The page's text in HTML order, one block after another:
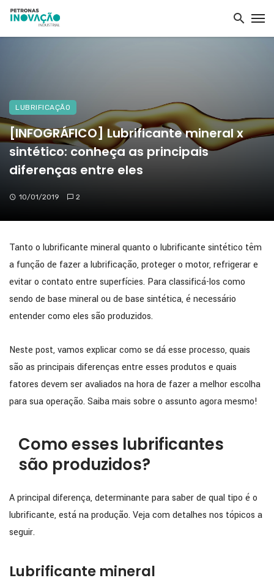
LUBRIFICAÇÃO
[INFOGRÁFICO] Lubrificante mineral x
sintético: conheça as principais
diferenças entre eles
10/01/2019 2
Tanto o lubrificante mineral quanto o lubrificante sintético têm
a função de fazer a lubrificação, proteger o motor, refrigerar e
evitar o contato entre superfícies. Para classificá-los como
sendo de base mineral ou de base sintética, é necessário
entender como eles são produzidos.
Neste post, vamos explicar como se dá esse processo, quais
são as principais diferenças entre esses produtos e quais
fatores devem ser avaliados na hora de fazer a melhor escolha
para sua operação. Saiba mais sobre o assunto agora mesmo!
Como esses lubrificantes
são produzidos?
A principal diferença, determinante para saber de qual tipo é o
lubrificante, está na produção. Veja com detalhes nos tópicos a
seguir.
Lubrificante mineral